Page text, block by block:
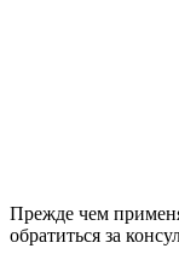
Прежде чем
обратиться за